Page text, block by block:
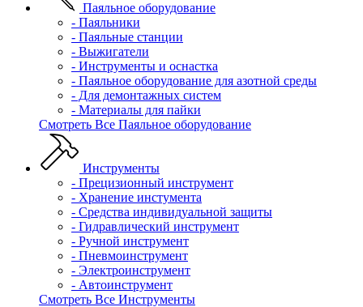
Паяльное оборудование
- Паяльники
- Паяльные станции
- Выжигатели
- Инструменты и оснастка
- Паяльное оборудование для азотной среды
- Для демонтажных систем
- Материалы для пайки
Смотреть Все Паяльное оборудование
Инструменты
- Прецизионный инструмент
- Хранение инстумента
- Средства индивидуальной защиты
- Гидравлический инструмент
- Ручной инструмент
- Пневмоинструмент
- Электроинструмент
- Автоинструмент
Смотреть Все Инструменты